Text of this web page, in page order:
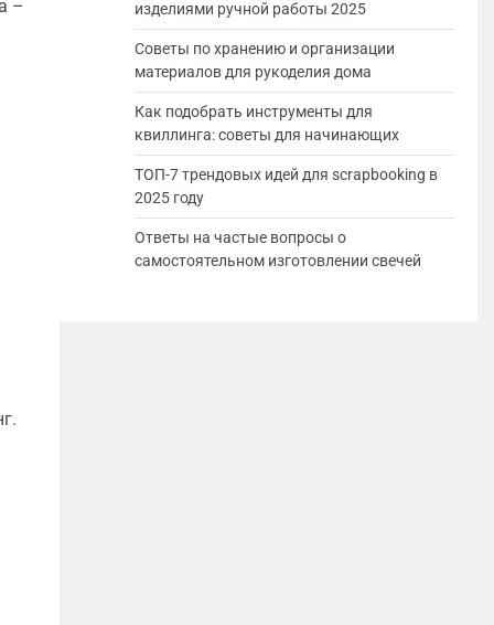
–
изделиями ручной работы 2025
Советы по хранению и организации
материалов для рукоделия дома
Как подобрать инструменты для
квиллинга: советы для начинающих
ТОП-7 трендовых идей для scrapbooking в
2025 году
Ответы на частые вопросы о
самостоятельном изготовлении свечей